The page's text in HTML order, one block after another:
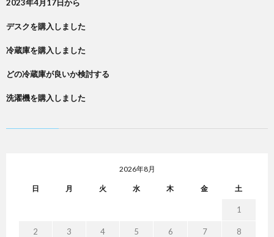
2023年4月17日から
デスクを購入しました
冷蔵庫を購入しました
どの冷蔵庫が良いか検討する
洗濯機を購入しました
2026年8月
日 月 火 水 木 金 土
1
2 3 4 5 6 7 8